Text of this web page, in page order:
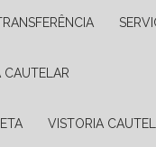
CAUTELAR
VISTORIA